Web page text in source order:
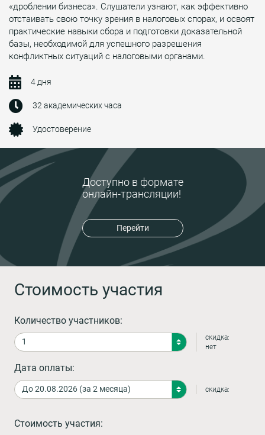
Доступно в формате
онлайн-трансляции!
Перейти
«дроблении бизнеса». Слушатели узнают, как эффективно
отстаивать свою точку зрения в налоговых спорах, и освоят
практические навыки сбора и подготовки доказательной
базы, необходимой для успешного разрешения
конфликтных ситуаций с налоговыми органами.
4 дня
32 академических часа
Удостоверение
Стоимость участия
Количество участников:
скидка:
нет
Дата оплаты:
скидка:
Стоимость участия: